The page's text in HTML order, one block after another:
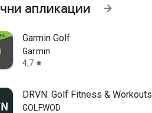
апликации arrow_forward
Garmin Golf
Garmin
4,7 star
DRVN: Golf Fitness & Workouts
GOLFWOD